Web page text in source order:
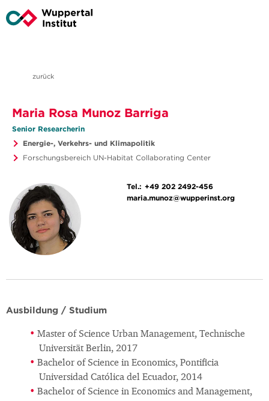
zurück
Maria Rosa Munoz Barriga
Senior Researcherin
Energie-, Verkehrs- und Klimapolitik
Forschungsbereich UN-Habitat Collaborating Center
Tel.: +49 202 2492-456
maria.munoz@wupperinst.org
Ausbildung / Studium
Master of Science Urban Management, Technische
Universität Berlin, 2017
Bachelor of Science in Economics, Pontificia
Universidad Católica del Ecuador, 2014
Bachelor of Science in Economics and Management,